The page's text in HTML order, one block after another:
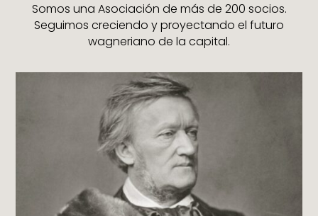
Somos una Asociación de más de 200 socios.
Seguimos creciendo y proyectando el futuro
wagneriano de la capital.